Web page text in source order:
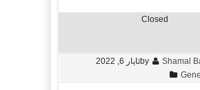
Closed
by Shamal
ئایار 6, 2022